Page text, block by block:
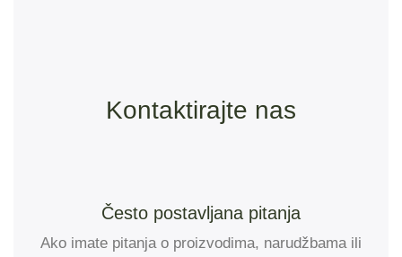
Kontaktirajte nas
Često postavljana pitanja
Ako imate pitanja o proizvodima, narudžbama ili